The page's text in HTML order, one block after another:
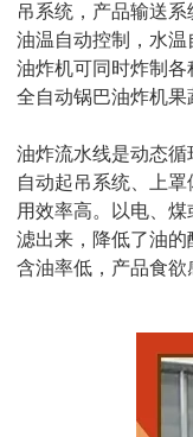
吊系统，产品输送
油温自动控制，水
油炸机可同时炸制
全自动锅巴油炸机
油炸流水线是动态
自动起吊系统、上
用效率高。以电、
滤出来，降低了油
含油率低，产品食欲